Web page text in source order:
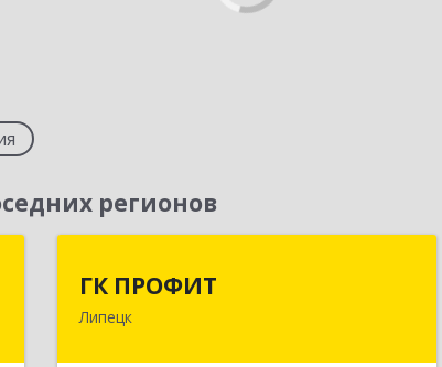
регионов
ГК ПРОФИТ
Липецк398001, Липецкая обл, Липецк г,